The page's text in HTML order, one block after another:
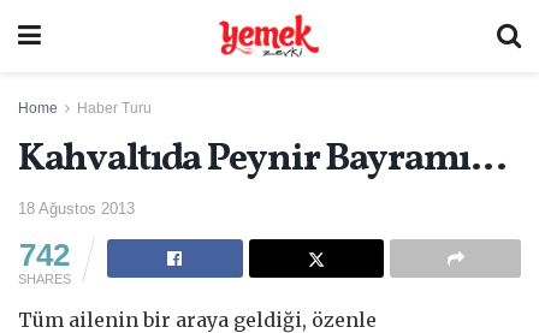
Home Haber Turu
Kahvaltıda Peynir Bayramı…
18 Ağustos 2013
742
SHARES
Tüm ailenin bir araya geldiği, özenle